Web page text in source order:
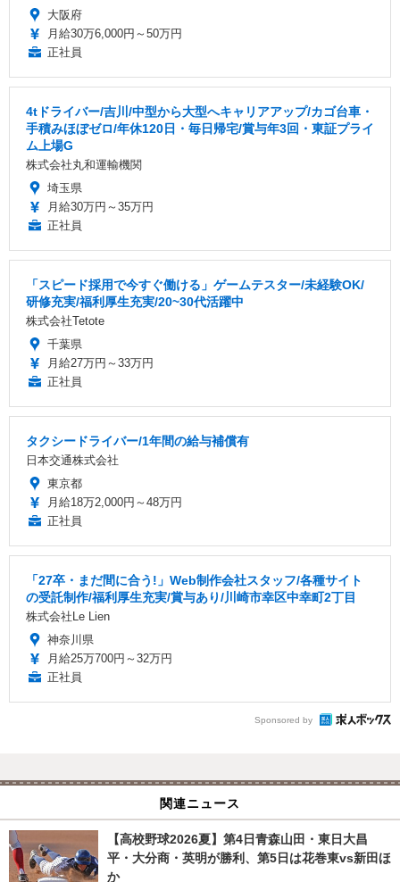
大阪府
月給30万6,000円～50万円
正社員
4tドライバー/吉川/中型から大型へキャリアアップ/カゴ台車・
手積みほぼゼロ/年休120日・毎日帰宅/賞与年3回・東証プライ
ム上場G
株式会社丸和運輸機関
埼玉県
月給30万円～35万円
正社員
「スピード採用で今すぐ働ける」ゲームテスター/未経験OK/
研修充実/福利厚生充実/20~30代活躍中
株式会社Tetote
千葉県
月給27万円～33万円
正社員
タクシードライバー/1年間の給与補償有
日本交通株式会社
東京都
月給18万2,000円～48万円
正社員
「27卒・まだ間に合う!」Web制作会社スタッフ/各種サイト
の受託制作/福利厚生充実/賞与あり/川崎市幸区中幸町2丁目
株式会社Le Lien
神奈川県
月給25万700円～32万円
正社員
Sponsored by
関連ニュース
【高校野球2026夏】第4日青森山田・東日大昌
平・大分商・英明が勝利、第5日は花巻東vs新田ほ
か